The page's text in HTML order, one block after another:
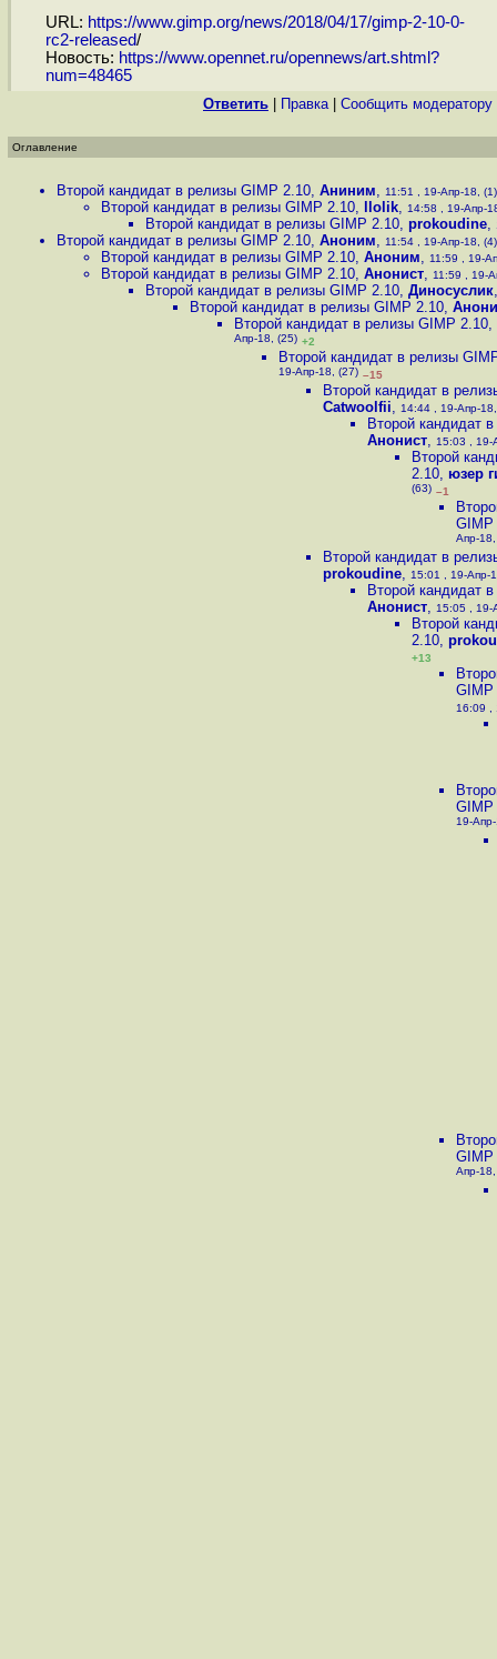
URL: https://www.gimp.org/news/2018/04/17/gimp-2-10-0-
rc2-released/
Новость: https://www.opennet.ru/opennews/art.shtml?
num=48465
Ответить Правка| Cообщить модератору
Оглавление
Второй кандидат в релизы GIMP 2.10, Аниним, 11:51 , 19-Апр-18, (1)
Второй кандидат в релизы GIMP 2.10, llolik, 14:58 , 19-Апр-
Второй кандидат в релизы GIMP 2.10, prokoudine,
Второй кандидат в релизы GIMP 2.10, Аноним, 11:54 , 19-Апр-18, (4)
Второй кандидат в релизы GIMP 2.10, Аноним, 11:59 , 19-
Второй кандидат в релизы GIMP 2.10, Анонист, 11:59 , 19-
Второй кандидат в релизы GIMP 2.10, Диносуслик
Второй кандидат в релизы GIMP 2.10,
Второй кандидат в релизы GIMP 2.10,
Апр-18, (25) +2
Второй кандидат в релизы
19-Апр-18, (27) –15
Второй кандидат в
Catwoolfii, 14:44 , 19-Апр-
Второй кандидат
Анонист, 15:03 , 19-
Второй
2.10, юзер
(63) –1
GIMP
Апр-
Второй кандидат в
prokoudine, 15:01 , 19-Апр-
Второй кандидат
Анонист, 15:05 , 19-
Второй
2.10,
+13
GIMP
16:09 ,
GIMP
19-
GIMP
Апр-